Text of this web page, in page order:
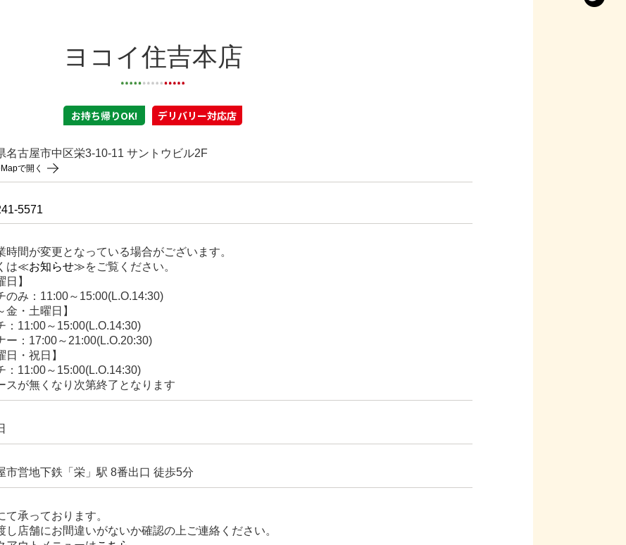
ヨコイ住吉本店
お持ち帰りOK! デリバリー対応店
名古屋市中区栄3-10-11 サントウビル2F
で開く
5571
時間が変更となっている場合がございます。
は≪お知らせ≫をご覧ください。
日】
のみ：11:00～15:00(L.O.14:30)
金・土曜日】
：11:00～15:00(L.O.14:30)
ー：17:00～21:00(L.O.20:30)
日・祝日】
：11:00～15:00(L.O.14:30)
スが無くなり次第終了となります
市営地下鉄「栄」駅 8番出口 徒歩5分
て承っております。
し店舗にお間違いがないか確認の上ご連絡ください。